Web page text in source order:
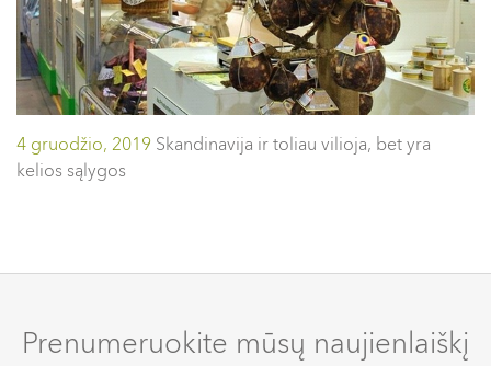
4 gruodžio, 2019 Skandinavija ir toliau vilioja, bet yra
kelios sąlygos
Prenumeruokite mūsų naujienlaiškį